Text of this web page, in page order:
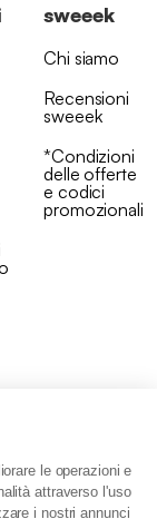
le operazioni e
attraverso l'uso
i nostri annunci
sweeek
Chi siamo
Recensioni
sweeek
*Condizioni
delle offerte
e codici
promozionali